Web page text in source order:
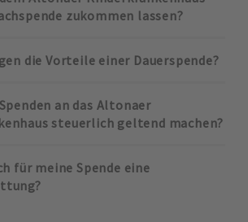
zukommen lassen?
die Vorteile einer Dauerspende?
an das Altonaer
steuerlich geltend machen?
für meine Spende eine